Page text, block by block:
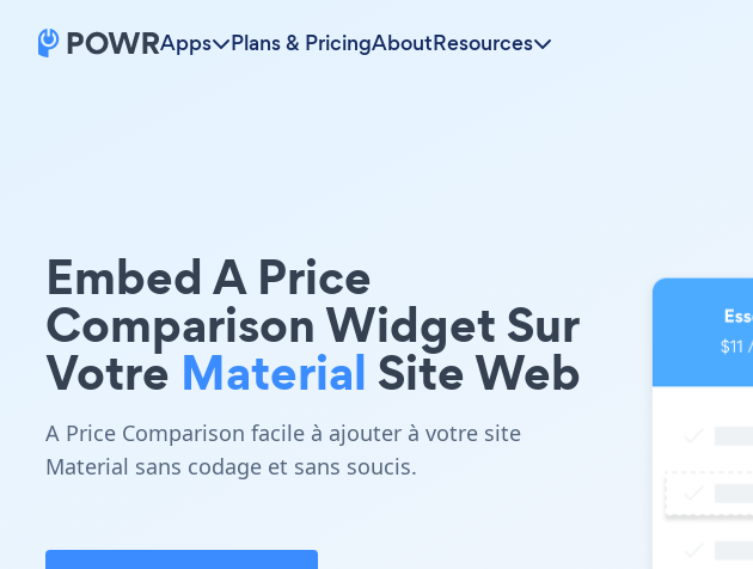
Apps Plans & PricingAboutResources
Embed A Price
Comparison Widget Sur
Votre Material Site Web
A Price Comparison facile à ajouter à votre site
Material sans codage et sans soucis.